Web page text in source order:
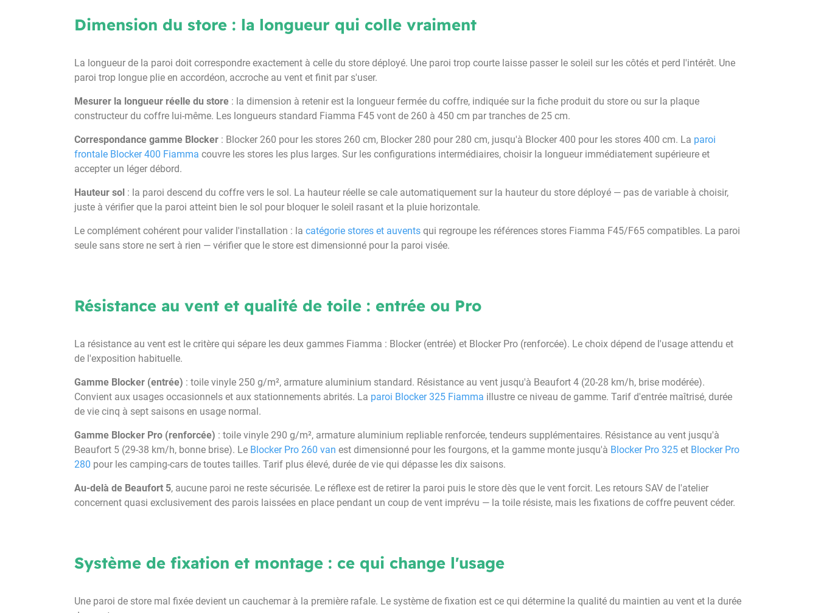
Dimension du store : la longueur qui colle vraiment
La longueur de la paroi doit correspondre exactement à celle du store déployé. Une paroi trop courte laisse passer le soleil sur les côtés et perd l'intérêt. Une
paroi trop longue plie en accordéon, accroche au vent et finit par s'user.
Mesurer la longueur réelle du store : la dimension à retenir est la longueur fermée du coffre, indiquée sur la fiche produit du store ou sur la plaque
constructeur du coffre lui-même. Les longueurs standard Fiamma F45 vont de 260 à 450 cm par tranches de 25 cm.
Correspondance gamme Blocker : Blocker 260 pour les stores 260 cm, Blocker 280 pour 280 cm, jusqu'à Blocker 400 pour les stores 400 cm. La paroi
frontale Blocker 400 Fiamma couvre les stores les plus larges. Sur les configurations intermédiaires, choisir la longueur immédiatement supérieure et
accepter un léger débord.
Hauteur sol : la paroi descend du coffre vers le sol. La hauteur réelle se cale automatiquement sur la hauteur du store déployé — pas de variable à choisir,
juste à vérifier que la paroi atteint bien le sol pour bloquer le soleil rasant et la pluie horizontale.
Le complément cohérent pour valider l'installation : la catégorie stores et auvents qui regroupe les références stores Fiamma F45/F65 compatibles. La paroi
seule sans store ne sert à rien — vérifier que le store est dimensionné pour la paroi visée.
Résistance au vent et qualité de toile : entrée ou Pro
La résistance au vent est le critère qui sépare les deux gammes Fiamma : Blocker (entrée) et Blocker Pro (renforcée). Le choix dépend de l'usage attendu et
de l'exposition habituelle.
Gamme Blocker (entrée) : toile vinyle 250 g/m², armature aluminium standard. Résistance au vent jusqu'à Beaufort 4 (20-28 km/h, brise modérée).
Convient aux usages occasionnels et aux stationnements abrités. La paroi Blocker 325 Fiamma illustre ce niveau de gamme. Tarif d'entrée maîtrisé, durée
de vie cinq à sept saisons en usage normal.
Gamme Blocker Pro (renforcée) : toile vinyle 290 g/m², armature aluminium repliable renforcée, tendeurs supplémentaires. Résistance au vent jusqu'à
Beaufort 5 (29-38 km/h, bonne brise). Le Blocker Pro 260 van est dimensionné pour les fourgons, et la gamme monte jusqu'à Blocker Pro 325 et Blocker Pro
280 pour les camping-cars de toutes tailles. Tarif plus élevé, durée de vie qui dépasse les dix saisons.
Au-delà de Beaufort 5, aucune paroi ne reste sécurisée. Le réflexe est de retirer la paroi puis le store dès que le vent forcit. Les retours SAV de l'atelier
concernent quasi exclusivement des parois laissées en place pendant un coup de vent imprévu — la toile résiste, mais les fixations de coffre peuvent céder.
Système de fixation et montage : ce qui change l'usage
Une paroi de store mal fixée devient un cauchemar à la première rafale. Le système de fixation est ce qui détermine la qualité du maintien au vent et la durée